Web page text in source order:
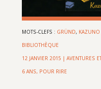
MOTS-CLEFS : GRÜND,
BIBLIOTHÈQUE
12 JANVIER 2015 | AVENTURES
6 ANS, POUR RIRE